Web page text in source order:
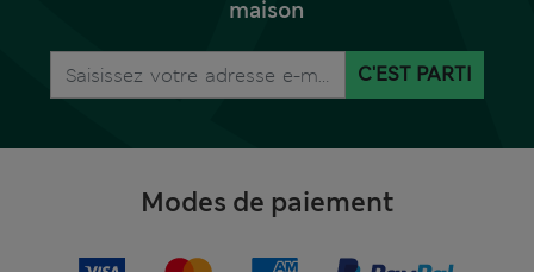
maison
C'EST PARTI
Modes de paiement